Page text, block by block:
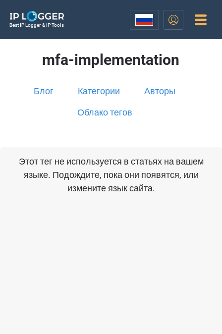
Best IP Logger & IP Tools
mfa-implementation
Блог Категории Авторы
Облако тегов